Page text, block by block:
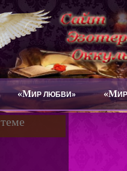
«МИР ЛЮБВИ» «М
теме